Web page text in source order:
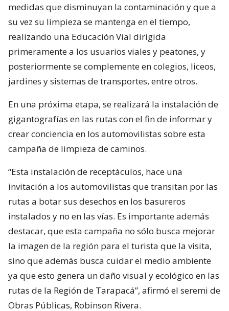
medidas que disminuyan la contaminación y que a
su vez su limpieza se mantenga en el tiempo,
realizando una Educación Vial dirigida
primeramente a los usuarios viales y peatones, y
posteriormente se complemente en colegios, liceos,
jardines y sistemas de transportes, entre otros.
En una próxima etapa, se realizará la instalación de
gigantografías en las rutas con el fin de informar y
crear conciencia en los automovilistas sobre esta
campaña de limpieza de caminos.
“Esta instalación de receptáculos, hace una
invitación a los automovilistas que transitan por las
rutas a botar sus desechos en los basureros
instalados y no en las vías. Es importante además
destacar, que esta campaña no sólo busca mejorar
la imagen de la región para el turista que la visita,
sino que además busca cuidar el medio ambiente
ya que esto genera un daño visual y ecológico en las
rutas de la Región de Tarapacá”, afirmó el seremi de
Obras Públicas, Robinson Rivera.